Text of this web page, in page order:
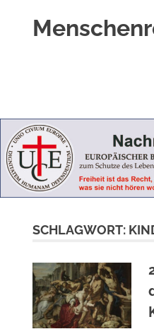
Geborene
wie
für
Ungeborene
SCHLAGWORT: